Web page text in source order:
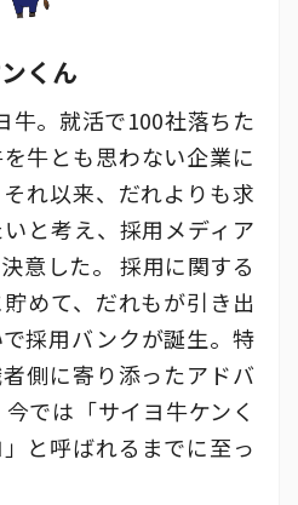
くん
牛。就活で100社落ちた
牛とも思わない企業に
れ以来、だれよりも求
と考え、採用メディア
意した。 採用に関する
めて、だれもが引き出
採用バンクが誕生。特
側に寄り添ったアドバ
では「サイヨ牛ケンく
と呼ばれるまでに至っ